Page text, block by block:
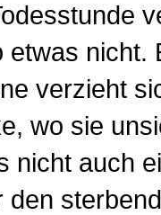
nicht.
verzieht
wo sie
nicht auch
den